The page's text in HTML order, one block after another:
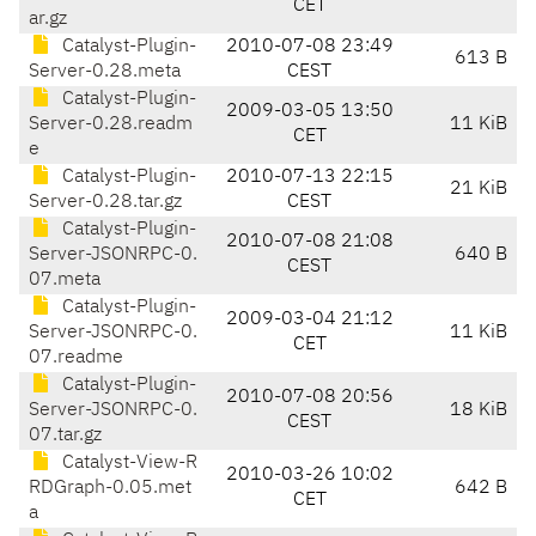
ar.gz
CET
Catalyst-Plugin-
Server-0.28.meta
2010-07-08 23:49
CEST
613 B
Catalyst-Plugin-
Server-0.28.readm
e
2009-03-05 13:50
CET
11 KiB
Catalyst-Plugin-
Server-0.28.tar.gz
2010-07-13 22:15
CEST
21 KiB
Catalyst-Plugin-
Server-JSONRPC-0.
07.meta
2010-07-08 21:08
CEST
640 B
Catalyst-Plugin-
Server-JSONRPC-0.
07.readme
2009-03-04 21:12
CET
11 KiB
Catalyst-Plugin-
Server-JSONRPC-0.
07.tar.gz
2010-07-08 20:56
CEST
18 KiB
Catalyst-View-R
RDGraph-0.05.met
a
2010-03-26 10:02
CET
642 B